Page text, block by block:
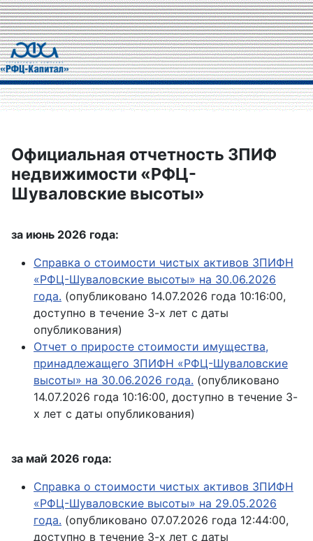
Официальная отчетность ЗПИФ
недвижимости «РФЦ-
Шуваловские высоты»
за июнь 2026 года:
Справка о стоимости чистых активов ЗПИФН
«РФЦ-Шуваловские высоты» на 30.06.2026
года. (опубликовано 14.07.2026 года 10:16:00,
доступно в течение 3-х лет с даты
опубликования)
Отчет о приросте стоимости имущества,
принадлежащего ЗПИФН «РФЦ-Шуваловские
высоты» на 30.06.2026 года. (опубликовано
14.07.2026 года 10:16:00, доступно в течение 3-
х лет с даты опубликования)
за май 2026 года:
Справка о стоимости чистых активов ЗПИФН
«РФЦ-Шуваловские высоты» на 29.05.2026
года. (опубликовано 07.07.2026 года 12:44:00,
доступно в течение 3-х лет с даты